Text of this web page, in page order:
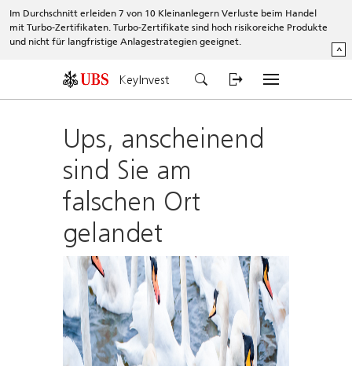
Im Durchschnitt erleiden 7 von 10 Kleinanlegern Verluste beim Handel
mit Turbo-Zertifikaten. Turbo-Zertifikate sind hoch risikoreiche Produkte
und nicht für langfristige Anlagestrategien geeignet.
^
KeyInvest
Ups, anscheinend
sind Sie am
falschen Ort
gelandet